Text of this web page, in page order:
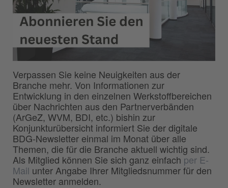
Verpassen Sie keine Neuigkeiten aus der
Branche mehr. Von Informationen zur
Entwicklung in den einzelnen Werkstoffbereichen
über Nachrichten aus den Partnerverbänden
(ArGeZ, WVM, BDI, etc.) bishin zur
Konjunkturübersicht informiert Sie der digitale
BDG-Newsletter einmal im Monat über alle
Themen, die für die Branche aktuell wichtig sind.
Als Mitglied können Sie sich ganz einfach per E-
Mail unter Angabe Ihrer Mitgliedsnummer für den
Newsletter anmelden.